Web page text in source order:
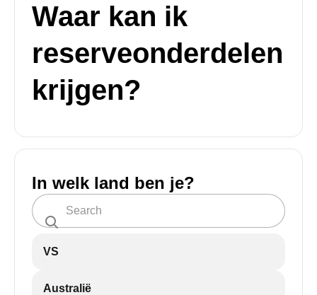
Waar kan ik
reserveonderdelen
krijgen?
In welk land ben je?
VS
Australië